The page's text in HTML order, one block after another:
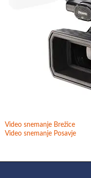
Video snemanje Brežice
Video snemanje Posavje